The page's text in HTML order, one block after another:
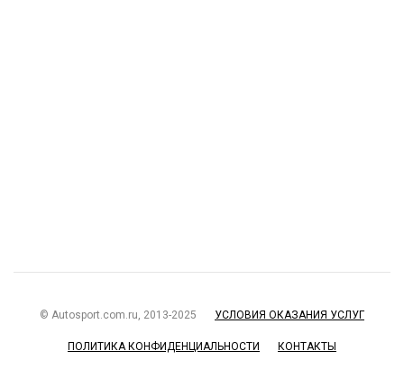
© Autosport.com.ru, 2013-2025 УСЛОВИЯ ОКАЗАНИЯ УСЛУГ
ПОЛИТИКА КОНФИДЕНЦИАЛЬНОСТИ КОНТАКТЫ